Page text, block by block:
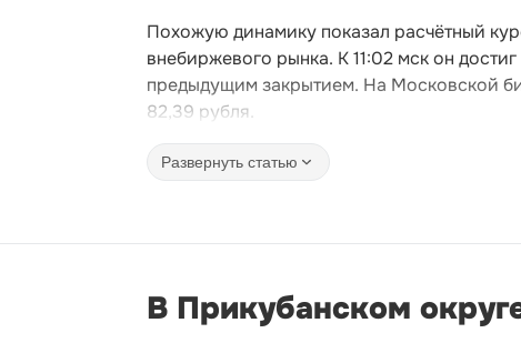
Похожую динамику показал расчётный
внебиржевого рынка. К 11:02 мск он
предыдущим закрытием. На Московской
82,39 рубля.
Развернуть статью
В Прикубанском